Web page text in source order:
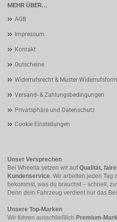
MEHR ÜBER...
AGB
Impressum
Kontakt
Gutscheine
Widerrufsrecht & Muster-
Versand- & Zahlungsbedingungen
Privatsphäre und Datenschutz
Cookie Einstellungen
Unser Versprechen
Bei Wheella setzen wir aufQualität,
Kundenservice. Wir arbeiten jeden Tag
bekommst, was du brauchst – schnell,
Denn dein Fahrzeug verdient nur das
Unsere Top-Marken
Wir führen ausschließlich Premium-